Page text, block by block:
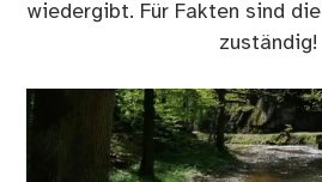
wiedergibt. Für Fakten sind
zuständig!